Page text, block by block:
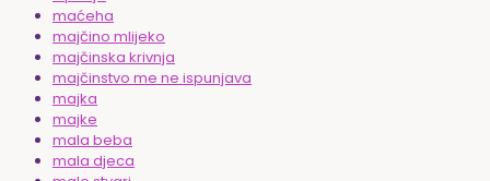
maćeha
majčino mlijeko
majčinska krivnja
majčinstvo me ne ispunjava
majka
majke
mala beba
mala djeca